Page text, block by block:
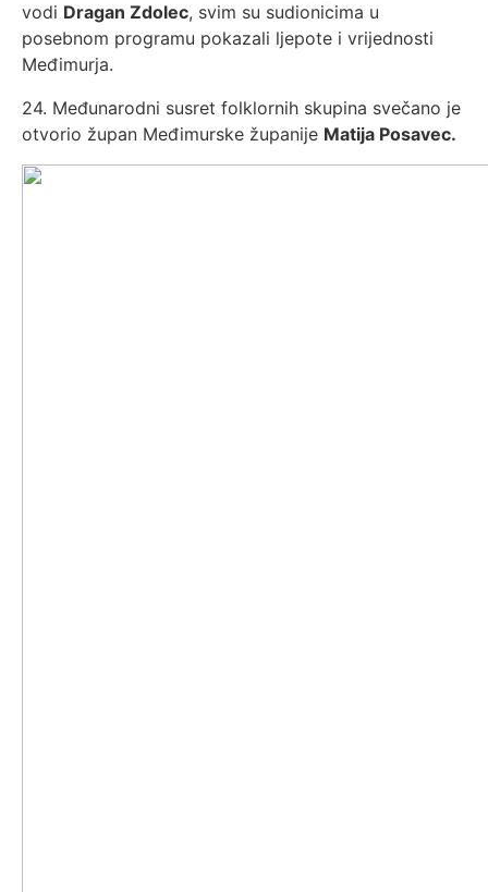
vodi Dragan Zdolec, svim su sudionicima u
posebnom programu pokazali ljepote i vrijednosti
Međimurja.
24. Međunarodni susret folklornih skupina svečano je
otvorio župan Međimurske županije Matija Posavec.